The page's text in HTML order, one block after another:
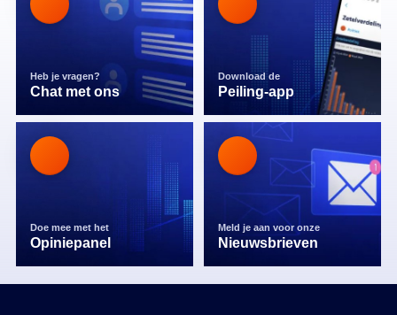
Heb je vragen?
Chat met ons
Download de
Peiling-app
Doe mee met het
Opiniepanel
Meld je aan voor onze
Nieuwsbrieven